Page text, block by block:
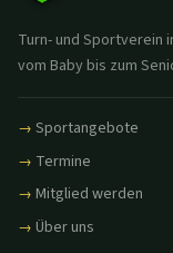
Turn- und Sportverein
vom Baby bis zum
Sportangebote
Termine
Mitglied werden
Über uns